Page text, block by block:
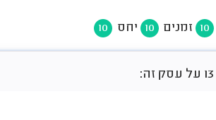
10 זמנים 10 יחס 10